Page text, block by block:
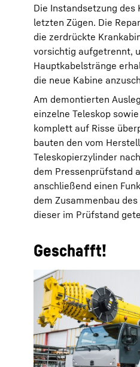
Die Instandsetzung des
letzten Zügen. Die
die zerdrückte
vorsichtig aufgetrennt,
Hauptkabelstränge
die neue Kabine
Am demontierten
einzelne Teleskop
komplett auf Risse
bauten den vom
Teleskopierzylinder
dem Pressenprüfstand
anschließend einen
dem Zusammenbau
dieser im Prüfstand
Geschafft!